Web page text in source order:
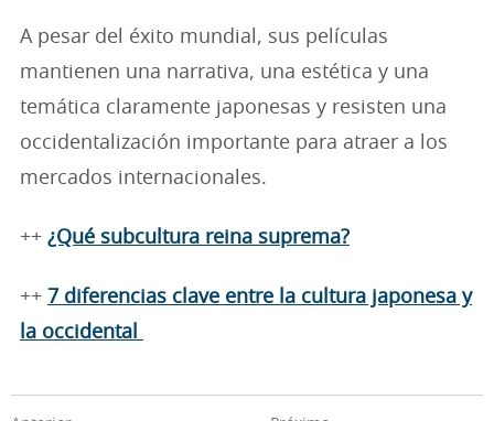
A pesar del éxito mundial, sus películas
mantienen una narrativa, una estética y una
temática claramente japonesas y resisten una
occidentalización importante para atraer a los
mercados internacionales.
++ ¿Qué subcultura reina suprema?
++ 7 diferencias clave entre la cultura japonesa y
la occidental